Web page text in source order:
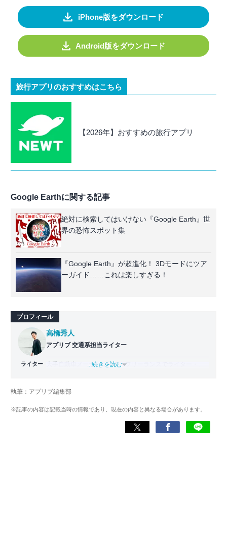
iPhone版をダウンロード
Android版をダウンロード
旅行アプリのおすすめはこちら
【2026年】おすすめの旅行アプリ
Google Earthに関する記事
絶対に検索してはいけない『Google Earth』世
界の恐怖スポット集
『Google Earth』が超進化！ 3Dモードにツア
ーガイド……これは楽しすぎる！
プロフィール
ライター
高橋秀人
アプリブ 交通系担当ライター
大手自動車メーカーを経て、フリーランスでライター・編
旅をスタート。走行距離42,000km・活動期間500日以上か
現在はアプリブでSEOライターとして活動しており、これ
までにレビューしたアプリは900件以上。日本一周中に20
...続きを読む
執筆：アプリブ編集部
※記事の内容は記載当時の情報であり、現在の内容と異なる場合があります。